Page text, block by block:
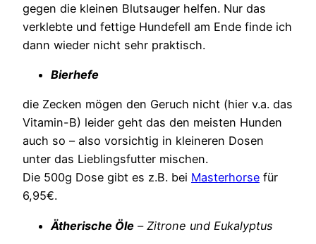
gegen die kleinen Blutsauger helfen. Nur das
verklebte und fettige Hundefell am Ende finde ich
dann wieder nicht sehr praktisch.
Bierhefe
die Zecken mögen den Geruch nicht (hier v.a. das
Vitamin-B) leider geht das den meisten Hunden
auch so – also vorsichtig in kleineren Dosen
unter das Lieblingsfutter mischen.
Die 500g Dose gibt es z.B. bei Masterhorse für
6,95€.
Ätherische Öle – Zitrone und Eukalyptus